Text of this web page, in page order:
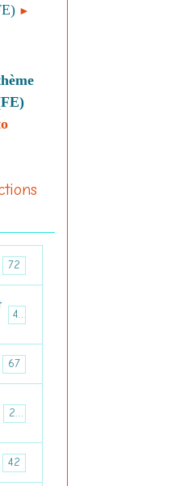
►
72
44
67
227
42